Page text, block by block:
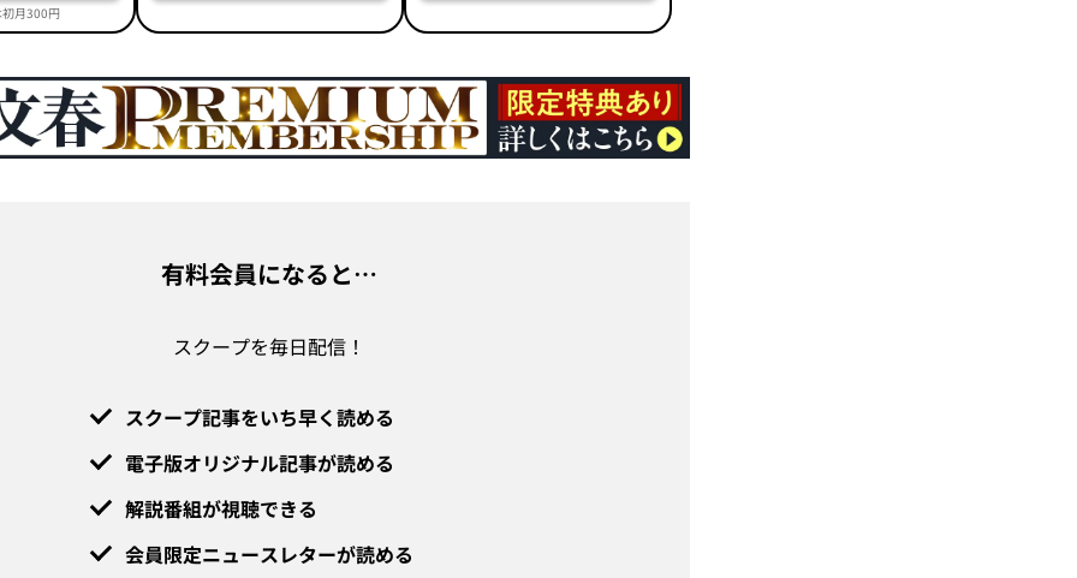
月300円
有料会員になると…
スクープを毎日配信！
スクープ記事をいち早く読める
電子版オリジナル記事が読める
解説番組が視聴できる
会員限定ニュースレターが読める